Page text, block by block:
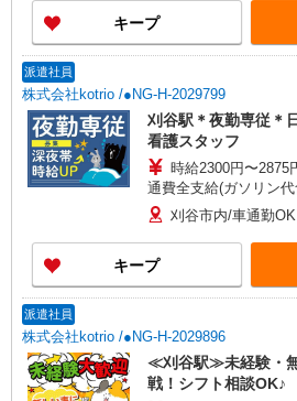
キープ
派遣社員
株式会社kotrio /●NG-H-2029799
刈谷駅＊夜勤専従＊
看護スタッフ
時給2300円〜
通費全支給(ガソリン代
刈谷市内/車通勤OK
キープ
派遣社員
株式会社kotrio /●NG-H-2029896
≪刈谷駅≫未経験・
戦！シフト相談OK♪